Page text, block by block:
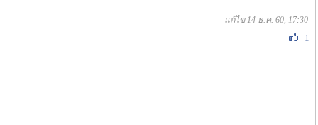
แก้ไข 14 ธ.ค. 60, 17:30
1